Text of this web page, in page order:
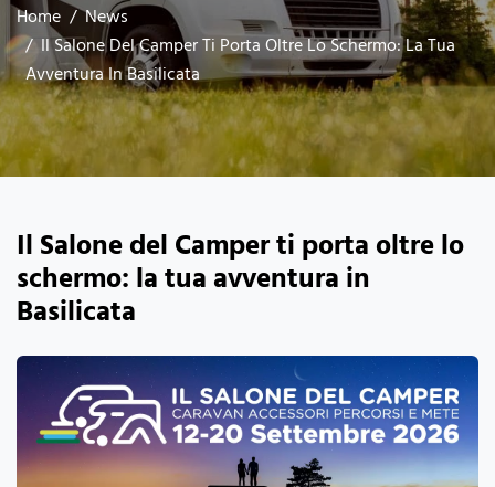
Home
News
Il Salone Del Camper Ti Porta Oltre Lo Schermo: La Tua
Avventura In Basilicata
Il Salone del Camper ti porta oltre lo
schermo: la tua avventura in
Basilicata